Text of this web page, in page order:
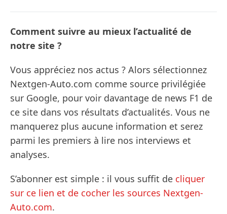
Comment suivre au mieux l’actualité de
notre site ?
Vous appréciez nos actus ? Alors sélectionnez
Nextgen-Auto.com comme source privilégiée
sur Google, pour voir davantage de news F1 de
ce site dans vos résultats d’actualités. Vous ne
manquerez plus aucune information et serez
parmi les premiers à lire nos interviews et
analyses.
S’abonner est simple : il vous suffit de cliquer
sur ce lien et de cocher les sources Nextgen-
Auto.com.